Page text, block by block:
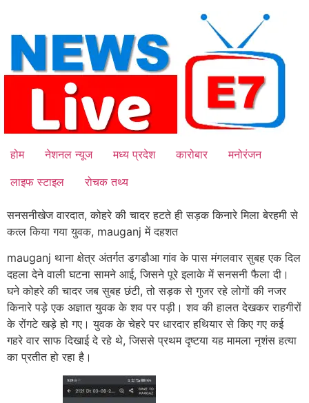
content
होम नेशनल न्यूज मध्य प्रदेश कारोबार
मनोरंजन
लाइफ स्टाइल
रोचक तथ्य
सनसनीखेज वारदात, कोहरे की चादर हटते ही सड़क किनारे मिला बेरहमी से
कत्ल किया गया युवक, mauganj में दहशत
mauganj थाना क्षेत्र अंतर्गत डगडौआ गांव के पास मंगलवार सुबह एक दिल
दहला देने वाली घटना सामने आई, जिसने पूरे इलाके में सनसनी फैला दी।
घने कोहरे की चादर जब सुबह छंटी, तो सड़क से गुजर रहे लोगों की नजर
किनारे पड़े एक अज्ञात युवक के शव पर पड़ी। शव की हालत देखकर राहगीरों
के रोंगटे खड़े हो गए। युवक के चेहरे पर धारदार हथियार से किए गए कई
गहरे वार साफ दिखाई दे रहे थे, जिससे प्रथम दृष्टया यह मामला नृशंस हत्या
का प्रतीत हो रहा है।